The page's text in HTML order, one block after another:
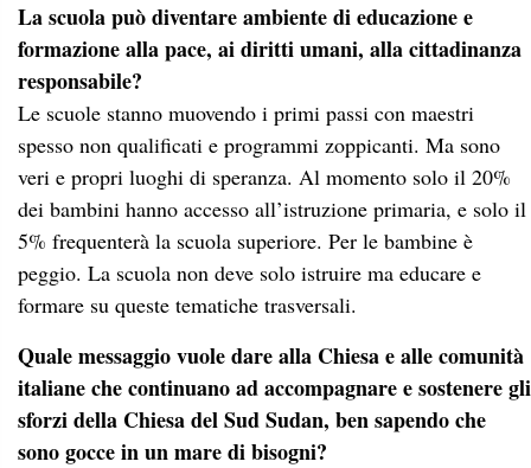
La scuola può diventare ambiente di educazione e
formazione alla pace, ai diritti umani, alla cittadinanza
responsabile?
Le scuole stanno muovendo i primi passi con maestri
spesso non qualificati e programmi zoppicanti. Ma sono
veri e propri luoghi di speranza. Al momento solo il 20%
dei bambini hanno accesso all’istruzione primaria, e solo il
5% frequenterà la scuola superiore. Per le bambine è
peggio. La scuola non deve solo istruire ma educare e
formare su queste tematiche trasversali.
Quale messaggio vuole dare alla Chiesa e alle comunità
italiane che continuano ad accompagnare e sostenere gli
sforzi della Chiesa del Sud Sudan, ben sapendo che
sono gocce in un mare di bisogni?